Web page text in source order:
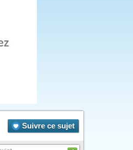
Suivre ce sujet